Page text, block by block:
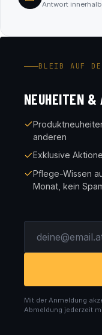
Antwort
BLEIB AUF
NEUHEITEN &
anderen
Exklusive
Pflege-Wissen
Monat, kein
Mit der Anmeldung
Abmeldung jederzeit